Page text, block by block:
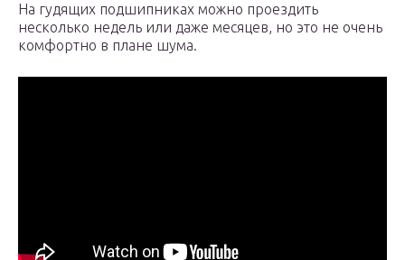
На гудящих подшипниках можно проездить
несколько недель или даже месяцев, но это не очень
комфортно в плане шума.